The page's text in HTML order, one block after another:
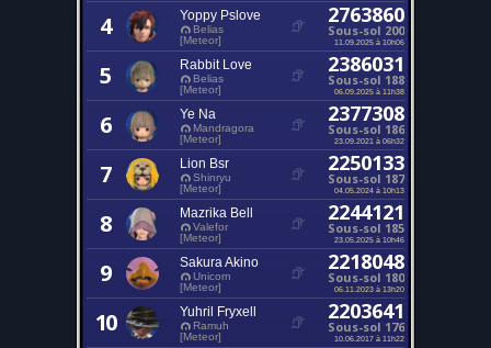
4 Yoppy Pslove
Belias
[Meteor]
2763860
Sous-sol 200
11.09.2025 à 10h06
5 Rabbit Love
Belias
[Meteor]
2386031
Sous-sol 188
06.09.2025 à 11h38
6 Ye Na
Mandragora
[Meteor]
2377308
Sous-sol 186
23.09.2021 à 06h32
7 Lion Bsr
Shinryu
[Meteor]
2250133
Sous-sol 187
04.05.2024 à 10h13
8 Mazrika Bell
Valefor
[Meteor]
2244121
Sous-sol 185
23.05.2025 à 10h46
9 Sakura Akino
Unicorn
[Meteor]
2218048
Sous-sol 180
06.11.2023 à 13h20
10 Yuhril Fryxell
Ramuh
[Meteor]
2203641
Sous-sol 176
10.06.2017 à 11h22